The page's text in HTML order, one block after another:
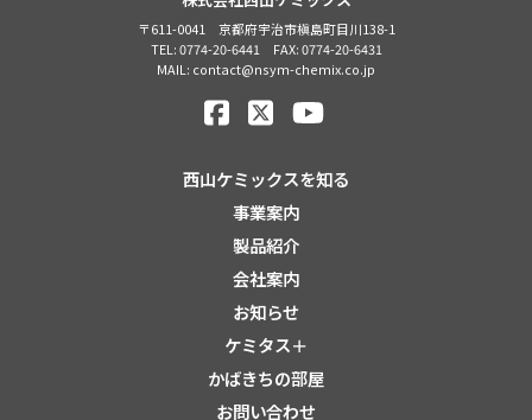
〒611-0041 京都府宇治市槇島町目川138-1
TEL: 0774-20-6441 FAX: 0774-20-6431
MAIL: contact@nsym-chemix.co.jp
西山ケミックスを知る
事業案内
製品紹介
会社案内
お知らせ
ケミタス＋
かばきちの部屋
お問い合わせ